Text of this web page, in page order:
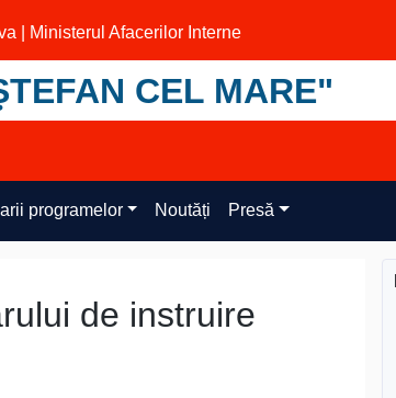
| Ministerul Afacerilor Interne
CEL MARE"
programelor Noutăți Presă
de instruire